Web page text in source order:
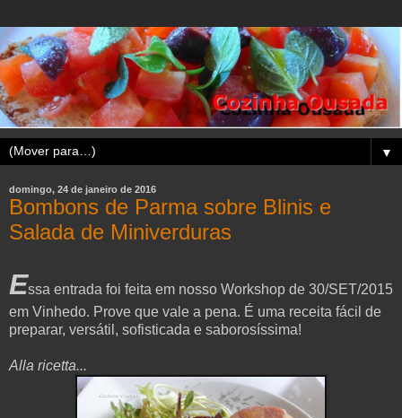
▼
domingo, 24 de janeiro de 2016
Bombons de Parma sobre Blinis e
Salada de Miniverduras
Essa entrada foi feita em nosso Workshop de 30/SET/2015
em Vinhedo. Prove que vale a pena. É uma receita fácil de
preparar, versátil, sofisticada e saborosíssima!
Alla ricetta...